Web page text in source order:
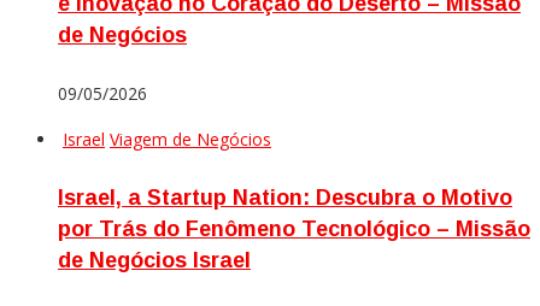
de Negócios
09/05/2026
Israel Viagem de Negócios
Israel, a Startup Nation: Descubra o Motivo
por Trás do Fenômeno Tecnológico – Missão
de Negócios Israel